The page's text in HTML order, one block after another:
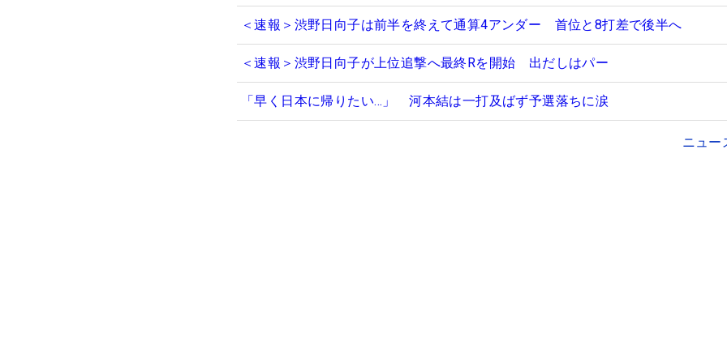
＜速報＞渋野日向子は前半を終えて通算4アンダー 首位と8打差で後半へ
＜速報＞渋野日向子が上位追撃へ最終Rを開始 出だしはパー
「早く日本に帰りたい…」 河本結は一打及ばず予選落ちに涙
ニュー